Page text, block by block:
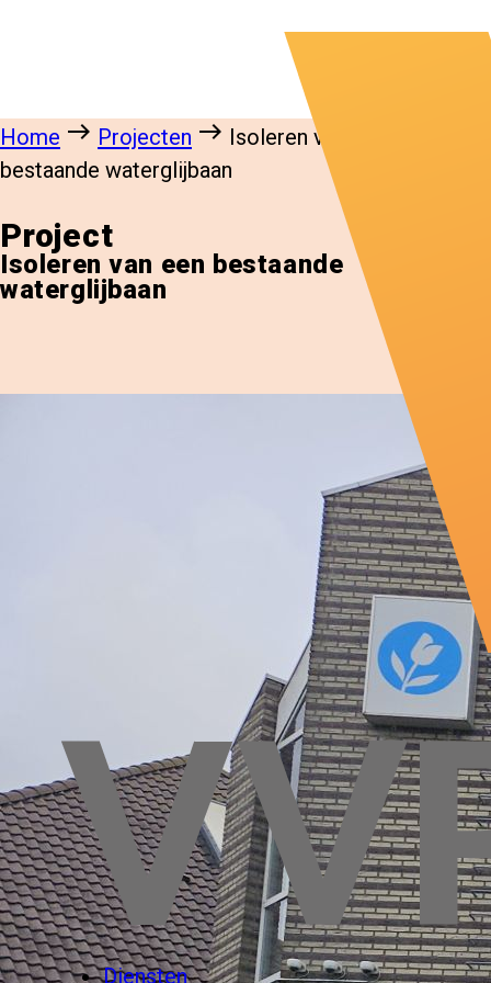
Diensten
Home east Projecten east Isoleren van een
bestaande waterglijbaan
Project
Isoleren van een bestaande
waterglijbaan